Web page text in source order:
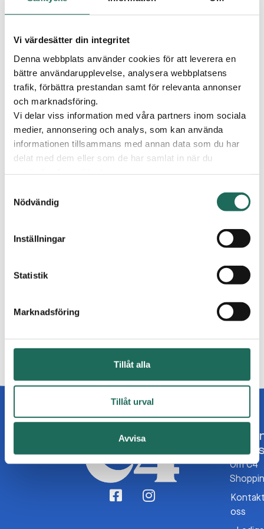
Vi värdesätter din integritet
Denna webbplats använder cookies för att leverera en
bättre användarupplevelse, analysera webbplatsens
trafik, förbättra prestandan samt för relevanta annonser
och marknadsföring.
Vi delar viss information med våra partners inom sociala
medier, annonsering och analys, som kan använda
informationen tillsammans med annan data som du har
delat med dem eller som de har samlat in när du
Nödvändig
Inställningar
Statistik
Marknadsföring
Tillåt alla
Tillåt urval
Avvisa
Publicerad15 augusti 2025
C4 SHOPPING
FYLLER 7 ÅR
med erbjudanden, uppträde och aktiviteter!
Välkommen till en helg med fina erbjudanden från våra
Tid:
10,00-18,00
Plats:
C4 Shopping
Om C4
oss